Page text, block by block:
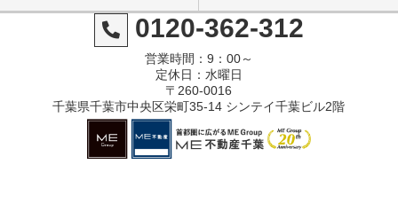
0120-362-312
営業時間：9：00～
定休日：水曜日
〒260-0016
千葉県千葉市中央区栄町35-14 シンテイ千葉ビル2階